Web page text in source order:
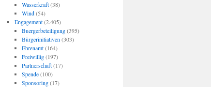
Wasserkraft(38)
Wind(54)
Engagement(2.405)
Buergerbeteiligung(395)
Bürgerinitiativen (303)
Ehrenamt(164)
Freiwillig(197)
Partnerschaft(17)
Spende(100)
Sponsoring(17)